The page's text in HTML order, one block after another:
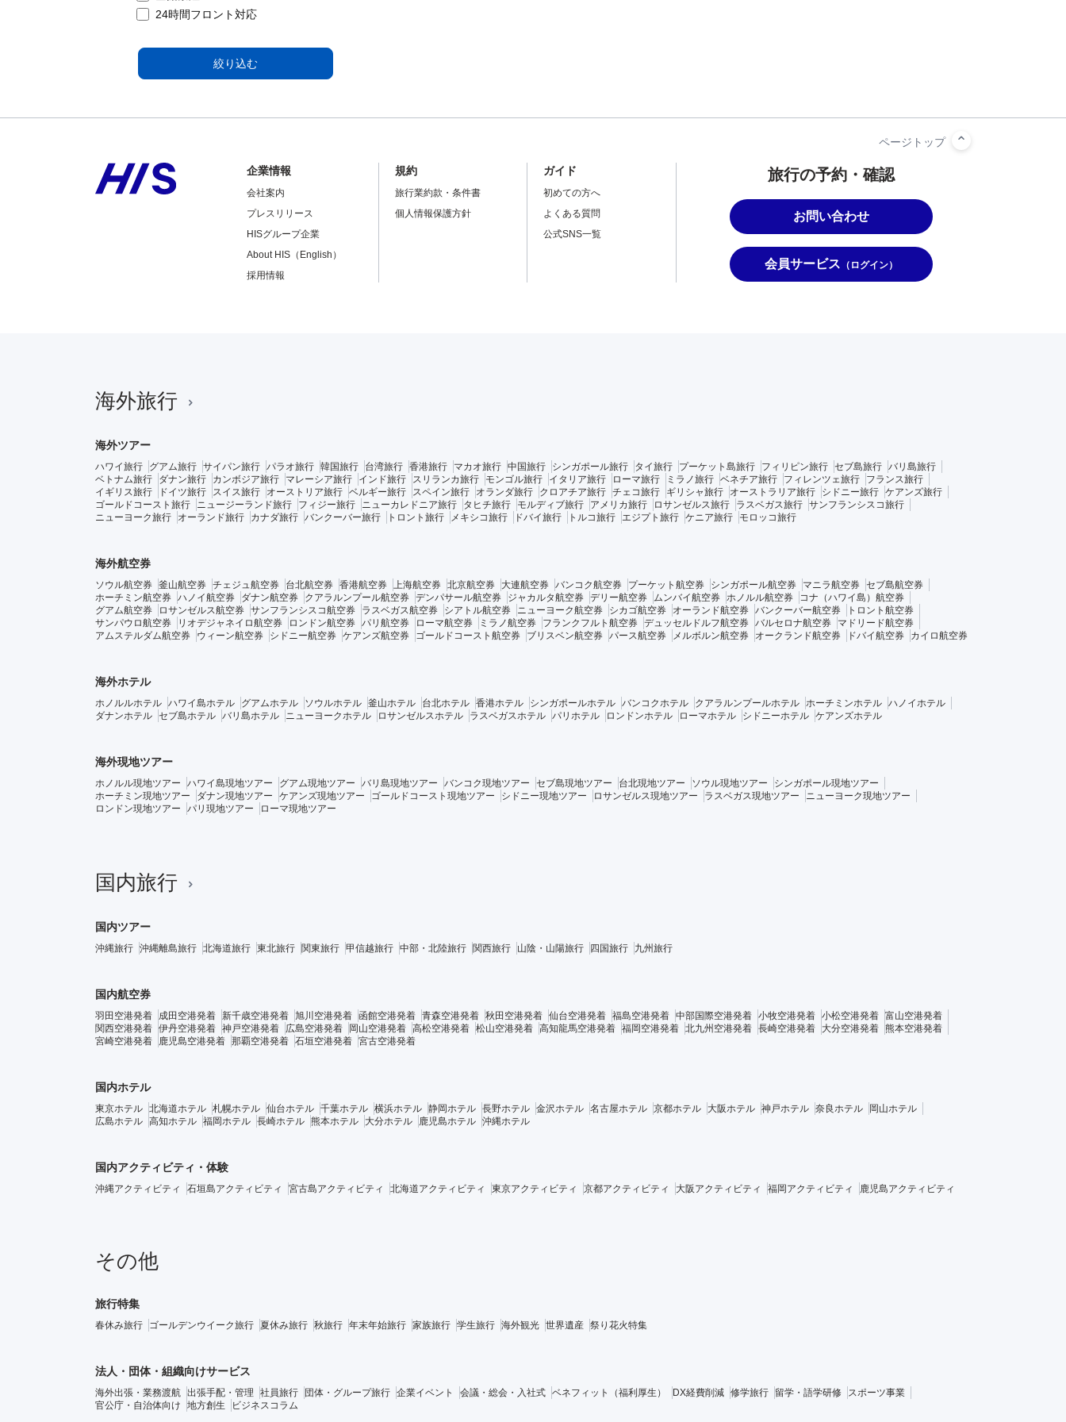
24時間フロント対応
絞り込む
旅行の予約・確認
お問い合わせ
会員サービス （ログイン）
企業情報
会社案内
プレスリリース
HISグループ企業
About HIS（English）
採用情報
規約
旅行業約款・条件書
個人情報保護方針
ガイド
初めての方へ
よくある質問
公式SNS一覧
海外旅行
海外ツアー
ハワイ旅行 グアム旅行 サイパン旅行 パラオ旅行 韓国旅行 台湾旅行 香港旅行 マカオ旅行 中国旅行 シンガポール旅行 タイ旅行 プーケット島旅行 フィリピン旅行 セブ島旅行 バリ島旅行
ベトナム旅行
ダナン旅行 カンボジア旅行 マレーシア旅行 インド旅行 スリランカ旅行 モンゴル旅行 イタリア旅行 ローマ旅行 ミラノ旅行 ベネチア旅行 フィレンツェ旅行
フランス旅行
イギリス旅行
ドイツ旅行 スイス旅行 オーストリア旅行 ベルギー旅行 スペイン旅行 オランダ旅行 クロアチア旅行 チェコ旅行 ギリシャ旅行 オーストラリア旅行 シドニー旅行 ケアンズ旅行
ゴールドコースト旅行
ニュージーランド旅行 フィジー旅行 ニューカレドニア旅行 タヒチ旅行 モルディブ旅行 アメリカ旅行 ロサンゼルス旅行 ラスベガス旅行 サンフランシスコ旅行
ニューヨーク旅行
オーランド旅行 カナダ旅行 バンクーバー旅行 トロント旅行 メキシコ旅行 ドバイ旅行 トルコ旅行 エジプト旅行 ケニア旅行 モロッコ旅行
海外航空券
ソウル航空券 釜山航空券 チェジュ航空券 台北航空券 香港航空券 上海航空券 北京航空券 大連航空券 バンコク航空券 プーケット航空券 シンガポール航空券 マニラ航空券 セブ島航空券
ホーチミン航空券 ハノイ航空券 ダナン航空券 クアラルンプール航空券 デンパサール航空券 ジャカルタ航空券 デリー航空券 ムンバイ航空券 ホノルル航空券
コナ（ハワイ島）航空券
グアム航空券
ロサンゼルス航空券 サンフランシスコ航空券 ラスベガス航空券 シアトル航空券 ニューヨーク航空券 シカゴ航空券 オーランド航空券 バンクーバー航空券
トロント航空券
サンパウロ航空券
リオデジャネイロ航空券 ロンドン航空券 パリ航空券 ローマ航空券 ミラノ航空券 フランクフルト航空券 デュッセルドルフ航空券 バルセロナ航空券
マドリード航空券
アムステルダム航空券
ウィーン航空券 シドニー航空券 ケアンズ航空券 ゴールドコースト航空券 ブリスベン航空券 パース航空券 メルボルン航空券 オークランド航空券 ドバイ航空券 カイロ航空券
海外ホテル
ホノルルホテル ハワイ島ホテル グアムホテル ソウルホテル 釜山ホテル 台北ホテル 香港ホテル シンガポールホテル バンコクホテル クアラルンプールホテル ホーチミンホテル ハノイホテル
ダナンホテル セブ島ホテル バリ島ホテル ニューヨークホテル ロサンゼルスホテル ラスベガスホテル パリホテル ロンドンホテル ローマホテル シドニーホテル ケアンズホテル
海外現地ツアー
ホノルル現地ツアー ハワイ島現地ツアー グアム現地ツアー バリ島現地ツアー バンコク現地ツアー セブ島現地ツアー 台北現地ツアー ソウル現地ツアー
シンガポール現地ツアー
ホーチミン現地ツアー
ダナン現地ツアー ケアンズ現地ツアー ゴールドコースト現地ツアー シドニー現地ツアー ロサンゼルス現地ツアー ラスベガス現地ツアー
ニューヨーク現地ツアー
ロンドン現地ツアー
パリ現地ツアー ローマ現地ツアー
国内旅行
国内ツアー
沖縄旅行 沖縄離島旅行 北海道旅行 東北旅行 関東旅行 甲信越旅行 中部・北陸旅行 関西旅行 山陰・山陽旅行 四国旅行 九州旅行
国内航空券
羽田空港発着 成田空港発着 新千歳空港発着 旭川空港発着 函館空港発着 青森空港発着 秋田空港発着 仙台空港発着 福島空港発着 中部国際空港発着 小牧空港発着 小松空港発着 富山空港発着
関西空港発着 伊丹空港発着 神戸空港発着 広島空港発着 岡山空港発着 高松空港発着 松山空港発着 高知龍馬空港発着 福岡空港発着 北九州空港発着 長崎空港発着 大分空港発着 熊本空港発着
宮崎空港発着
鹿児島空港発着 那覇空港発着 石垣空港発着 宮古空港発着
国内ホテル
東京ホテル 北海道ホテル 札幌ホテル 仙台ホテル 千葉ホテル 横浜ホテル 静岡ホテル 長野ホテル 金沢ホテル 名古屋ホテル 京都ホテル 大阪ホテル 神戸ホテル 奈良ホテル
岡山ホテル
広島ホテル 高知ホテル 福岡ホテル 長崎ホテル 熊本ホテル 大分ホテル 鹿児島ホテル 沖縄ホテル
国内アクティビティ・体験
沖縄アクティビティ 石垣島アクティビティ 宮古島アクティビティ 北海道アクティビティ 東京アクティビティ 京都アクティビティ 大阪アクティビティ 福岡アクティビティ 鹿児島アクティビティ
その他
旅行特集
春休み旅行 ゴールデンウイーク旅行 夏休み旅行 秋旅行 年末年始旅行 家族旅行 学生旅行 海外観光 世界遺産 祭り花火特集
法人・団体・組織向けサービス
海外出張・業務渡航 出張手配・管理 社員旅行 団体・グループ旅行 企業イベント 会議・総会・入社式 ベネフィット（福利厚生） DX経費削減 修学旅行 留学・語学研修
スポーツ事業
官公庁・自治体向け
地方創生 ビジネスコラム